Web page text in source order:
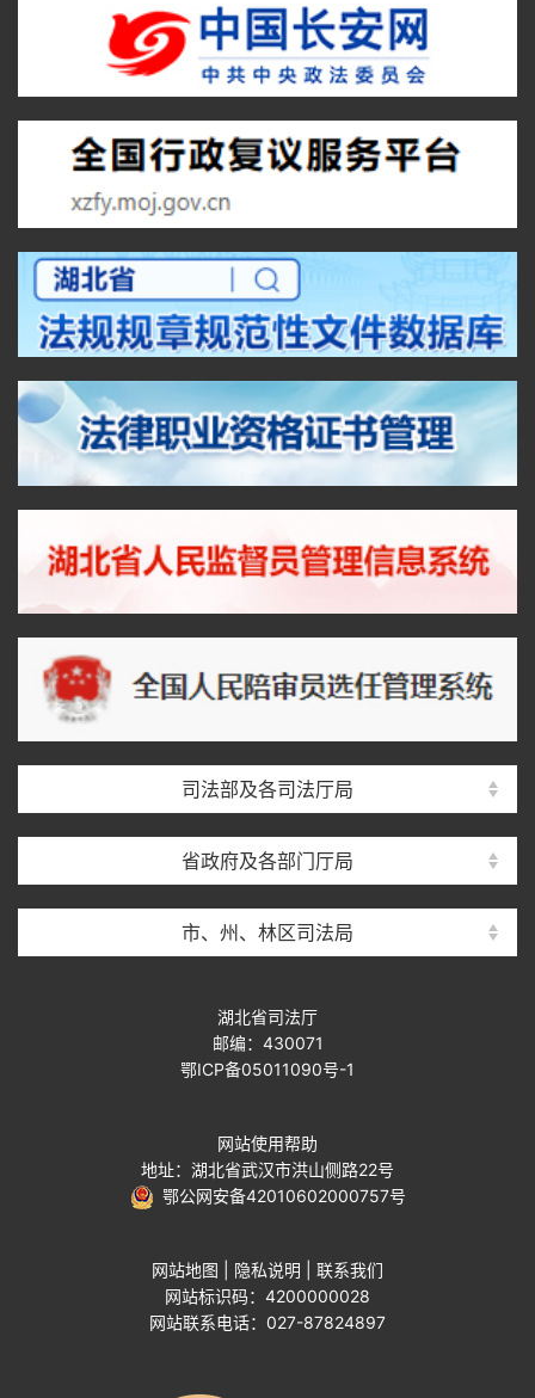
司法部及各司法厅局
省政府及各部门厅局
市、州、林区司法局
湖北省司法厅
邮编：430071
鄂ICP备05011090号-1
网站使用帮助
地址：湖北省武汉市洪山侧路22号
鄂公网安备42010602000757号
网站地图 隐私说明
联系我们
网站标识码：4200000028
网站联系电话：027-87824897